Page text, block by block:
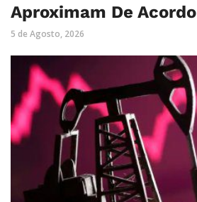
Aproximam De Acordo
5 de Agosto, 2026